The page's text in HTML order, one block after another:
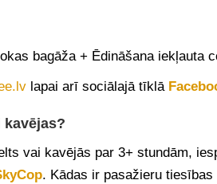
bagāža + Ēdināšana iekļauta
lapai arī sociālajā tīklā
vai kavējās par 3+ stundām,
. Kādas ir pasažieru